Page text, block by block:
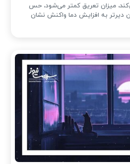
میزان تعریق کمتر می‌شود، حس
به افزایش دما واکنش نشان